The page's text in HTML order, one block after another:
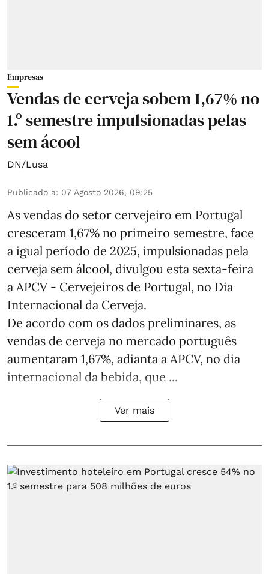
Empresas
Vendas de cerveja sobem 1,67% no
1.º semestre impulsionadas pelas
sem ácool
DN/Lusa
Publicado a: 07 Agosto 2026, 09:25
As vendas do setor cervejeiro em Portugal
cresceram 1,67% no primeiro semestre, face
a igual período de 2025, impulsionadas pela
cerveja sem álcool, divulgou esta sexta-feira
a APCV - Cervejeiros de Portugal, no Dia
Internacional da Cerveja.
De acordo com os dados preliminares, as
vendas de cerveja no mercado português
aumentaram 1,67%, adianta a APCV, no dia
internacional da bebida, que ...
Ver mais